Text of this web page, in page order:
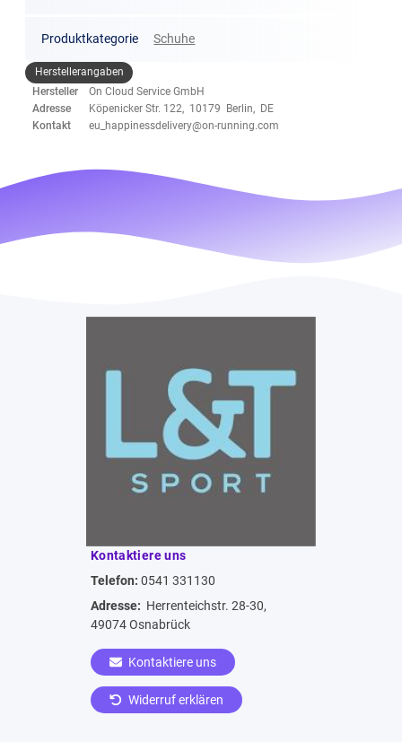
Produktkategorie Schuhe
Herstellerangaben
Hersteller
On Cloud Service GmbH
Adresse
Köpenicker Str. 122, 10179 Berlin, DE
Kontakt
eu_happinessdelivery@on-running.com
Kontaktiere uns
Telefon: 0541 331130
Adresse: Herrenteichstr. 28-30,
49074 Osnabrück
Kontaktiere uns
Widerruf erklären